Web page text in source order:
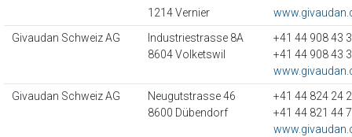
1214 Vernier
Givaudan Schweiz AG
Industriestrasse 8A
8604 Volketswil
+41 44 908 43
+41 44 908 43
Givaudan Schweiz AG
Neugutstrasse 46
8600 Dübendorf
+41 44 824 24
+41 44 821 44